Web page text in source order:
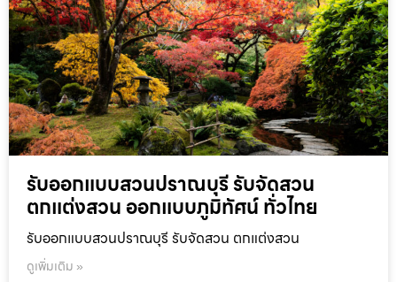
รับออกแบบสวนปราณบุรี รับจัดสวน
ตกแต่งสวน ออกแบบภูมิทัศน์ ทั่วไทย
รับออกแบบสวนปราณบุรี รับจัดสวน ตกแต่งสวน
ดูเพิ่มเติม »